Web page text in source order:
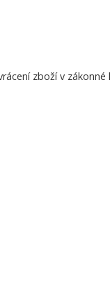
zboží v zákonné